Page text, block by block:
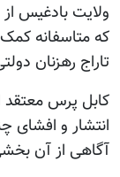
ولايت بادغيس
که متاسفانه
تاراج رهزنان
کابل پرس
انتشار و افشای
آگاهی از آن